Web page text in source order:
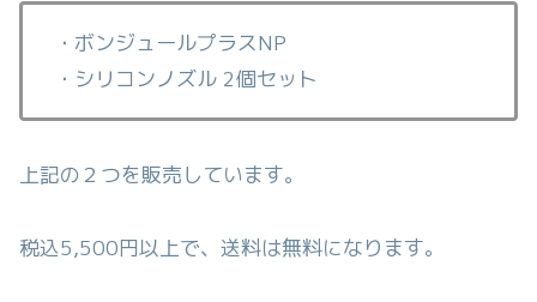
・ボンジュールプラスNP
・シリコンノズル 2個セット
上記の２つを販売しています。
税込5,500円以上で、送料は無料になります。